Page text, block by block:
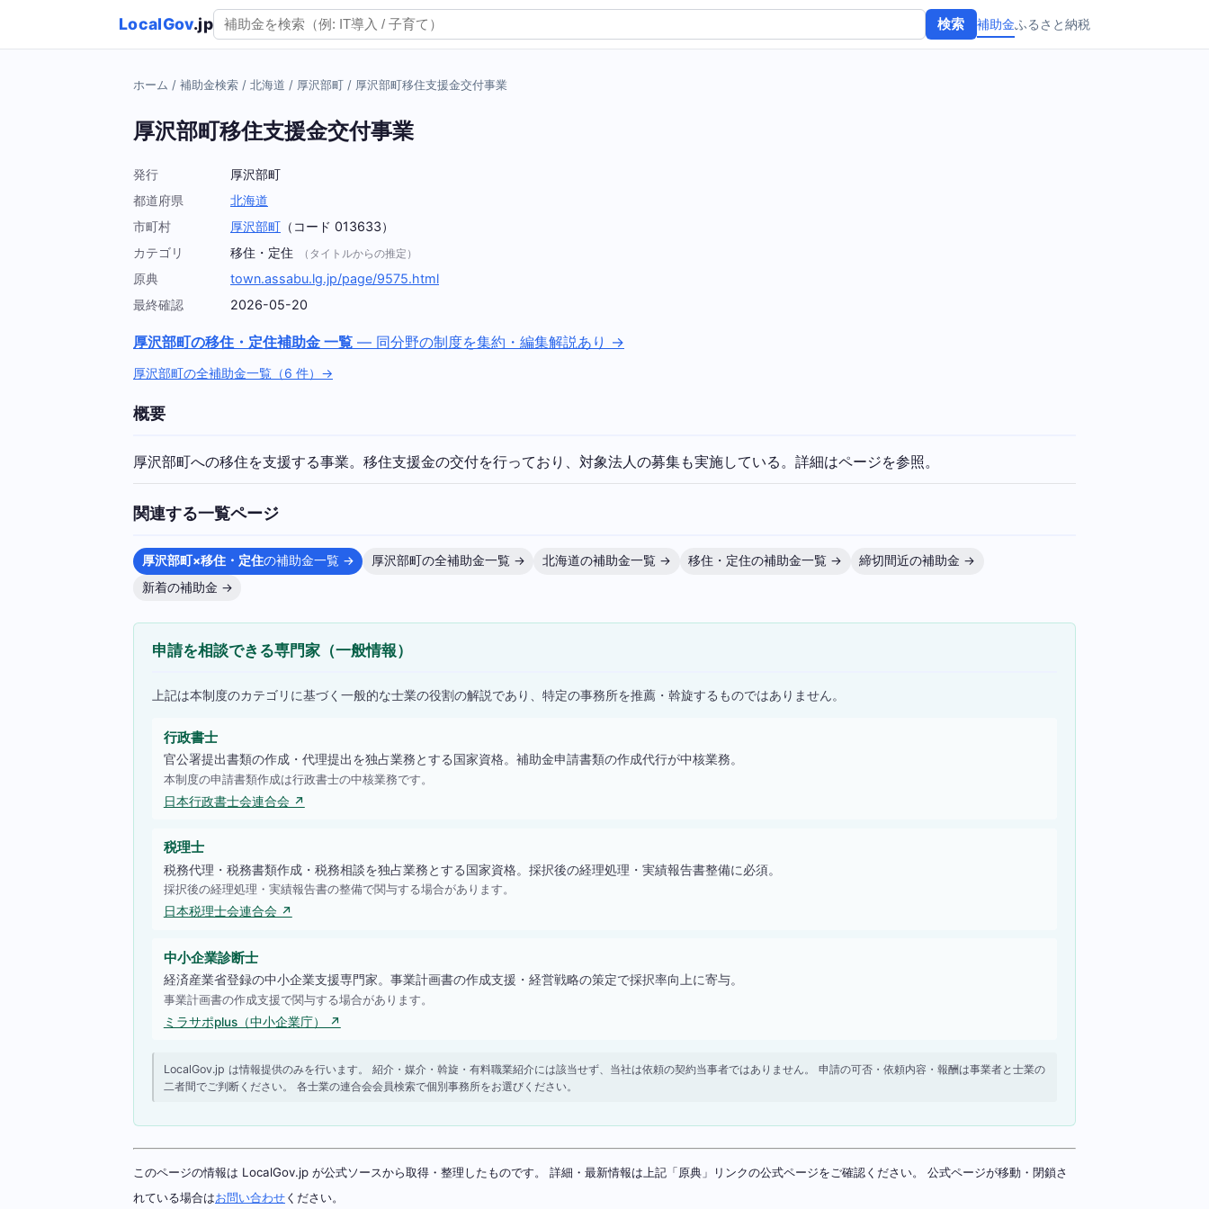
LocalGov.jp 検索 補助金ふるさと納税
ホーム / 補助金検索 / 北海道 / 厚沢部町 / 厚沢部町移住支援金交付事業
厚沢部町移住支援金交付事業
発行
厚沢部町
都道府県
北海道
市町村
厚沢部町 （コード 013633）
カテゴリ
移住・定住 （タイトルからの推定）
原典
town.assabu.lg.jp/page/9575.html
最終確認
2026-05-20
厚沢部町の移住・定住補助金 一覧 — 同分野の制度を集約・編集解説あり →
厚沢部町の全補助金一覧（6 件）→
概要
厚沢部町への移住を支援する事業。移住支援金の交付を行っており、対象法人の募集も実施している。詳細はページを参照。
関連する一覧ページ
厚沢部町×移住・定住の補助金一覧 → 厚沢部町の全補助金一覧 → 北海道の補助金一覧 → 移住・定住の補助金一覧 →
締切間近の補助金 →
新着の補助金 →
申請を相談できる専門家（一般情報）
上記は本制度のカテゴリに基づく一般的な士業の役割の解説であり、特定の事務所を推薦・斡旋するものではありません。
行政書士
官公署提出書類の作成・代理提出を独占業務とする国家資格。補助金申請書類の作成代行が中核業務。
本制度の申請書類作成は行政書士の中核業務です。
日本行政書士会連合会 ↗
税理士
税務代理・税務書類作成・税務相談を独占業務とする国家資格。採択後の経理処理・実績報告書整備に必須。
採択後の経理処理・実績報告書の整備で関与する場合があります。
日本税理士会連合会 ↗
中小企業診断士
経済産業省登録の中小企業支援専門家。事業計画書の作成支援・経営戦略の策定で採択率向上に寄与。
事業計画書の作成支援で関与する場合があります。
ミラサポplus（中小企業庁） ↗
LocalGov.jp は情報提供のみを行います。 紹介・媒介・斡旋・有料職業紹介には該当せず、当社は依頼の契約当事者ではありません。 申請の可否・依頼内容・報酬は事業者と士業の
二者間でご判断ください。 各士業の連合会会員検索で個別事務所をお選びください。
このページの情報は LocalGov.jp が公式ソースから取得・整理したものです。 詳細・最新情報は上記「原典」リンクの公式ページをご確認ください。 公式ページが移動・閉鎖さ
れている場合はお問い合わせください。